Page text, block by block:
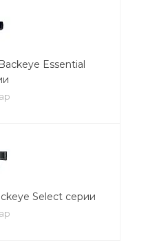
Essential
Select серии